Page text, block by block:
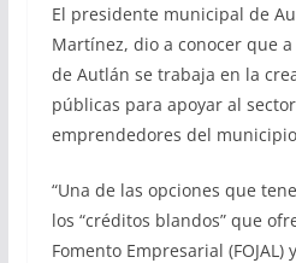
El presidente municipal de
Martínez, dio a conocer que
de Autlán se trabaja en la
públicas para apoyar al
emprendedores del
“Una de las opciones que
los “créditos blandos” que
Fomento Empresarial